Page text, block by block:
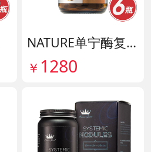
NATURE单宁酶复合片 货号140546
￥ 1280